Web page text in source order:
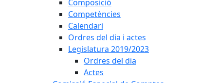
Composició
Competències
Calendari
Ordres del dia i actes
Legislatura 2019/2023
Ordres del dia
Actes